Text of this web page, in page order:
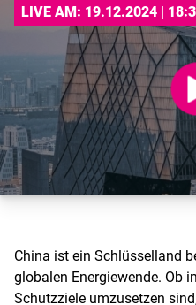
LIVE AM: 19.12.2024 |
China ist ein Schlüsselland
globalen Energiewende. Ob
Schutzziele umzusetzen